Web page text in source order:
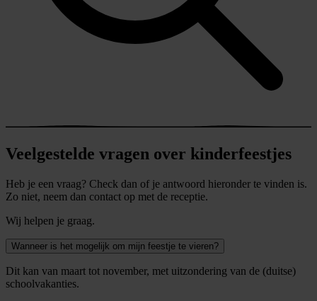
Veelgestelde vragen over kinderfeestjes
Heb je een vraag? Check dan of je antwoord hieronder te vinden is.
Zo niet, neem dan contact op met de receptie.
Wij helpen je graag.
Wanneer is het mogelijk om mijn feestje te vieren?
Dit kan van maart tot november, met uitzondering van de (duitse)
schoolvakanties.